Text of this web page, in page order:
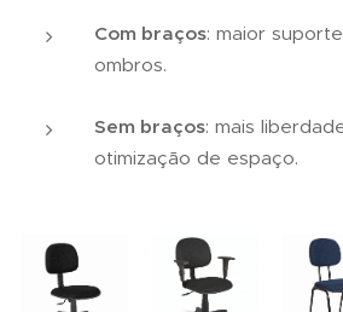
Com braços: maior
ombros.
Sem braços: mais
otimização de espaço.